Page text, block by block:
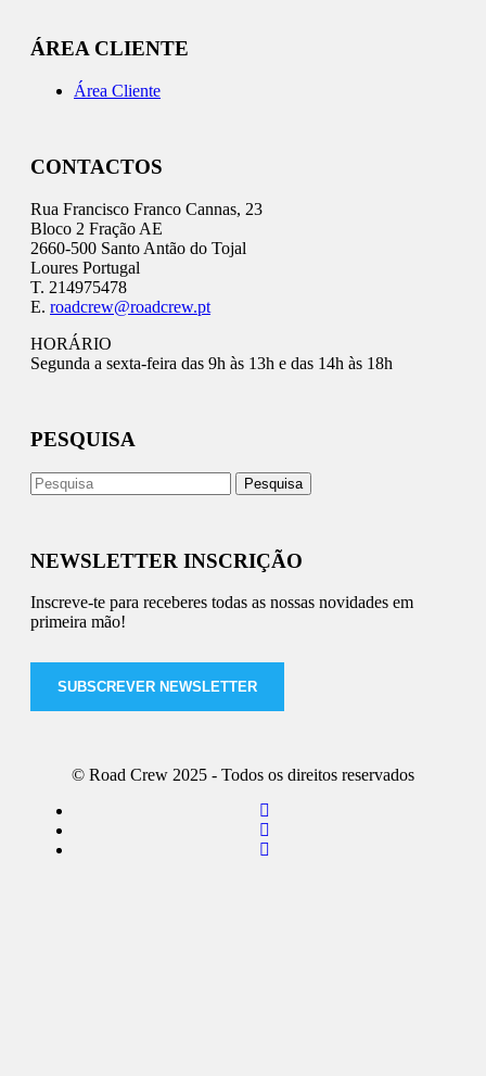
ÁREA CLIENTE
Área Cliente
CONTACTOS
Rua Francisco Franco Cannas, 23
Bloco 2 Fração AE
2660-500 Santo Antão do Tojal
Loures Portugal
T. 214975478
E. roadcrew@roadcrew.pt
HORÁRIO
Segunda a sexta-feira das 9h às 13h e das 14h às 18h
PESQUISA
NEWSLETTER INSCRIÇÃO
Inscreve-te para receberes todas as nossas novidades em
primeira mão!
SUBSCREVER NEWSLETTER
© Road Crew 2025 - Todos os direitos reservados